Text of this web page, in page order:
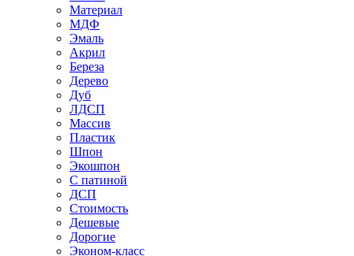
Материал
МДФ
Эмаль
Акрил
Береза
Дерево
Дуб
ЛДСП
Массив
Пластик
Шпон
Экошпон
С патиной
ДСП
Стоимость
Дешевые
Дорогие
Эконом-класс